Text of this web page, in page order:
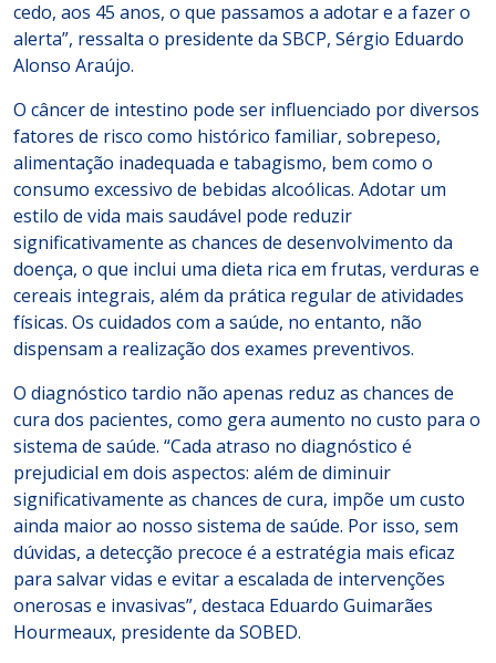
cedo, aos 45 anos, o que passamos a adotar e a fazer o
alerta”, ressalta o presidente da SBCP, Sérgio Eduardo
Alonso Araújo.
O câncer de intestino pode ser influenciado por diversos
fatores de risco como histórico familiar, sobrepeso,
alimentação inadequada e tabagismo, bem como o
consumo excessivo de bebidas alcoólicas. Adotar um
estilo de vida mais saudável pode reduzir
significativamente as chances de desenvolvimento da
doença, o que inclui uma dieta rica em frutas, verduras e
cereais integrais, além da prática regular de atividades
físicas. Os cuidados com a saúde, no entanto, não
dispensam a realização dos exames preventivos.
O diagnóstico tardio não apenas reduz as chances de
cura dos pacientes, como gera aumento no custo para o
sistema de saúde. “Cada atraso no diagnóstico é
prejudicial em dois aspectos: além de diminuir
significativamente as chances de cura, impõe um custo
ainda maior ao nosso sistema de saúde. Por isso, sem
dúvidas, a detecção precoce é a estratégia mais eficaz
para salvar vidas e evitar a escalada de intervenções
onerosas e invasivas”, destaca Eduardo Guimarães
Hourmeaux, presidente da SOBED.